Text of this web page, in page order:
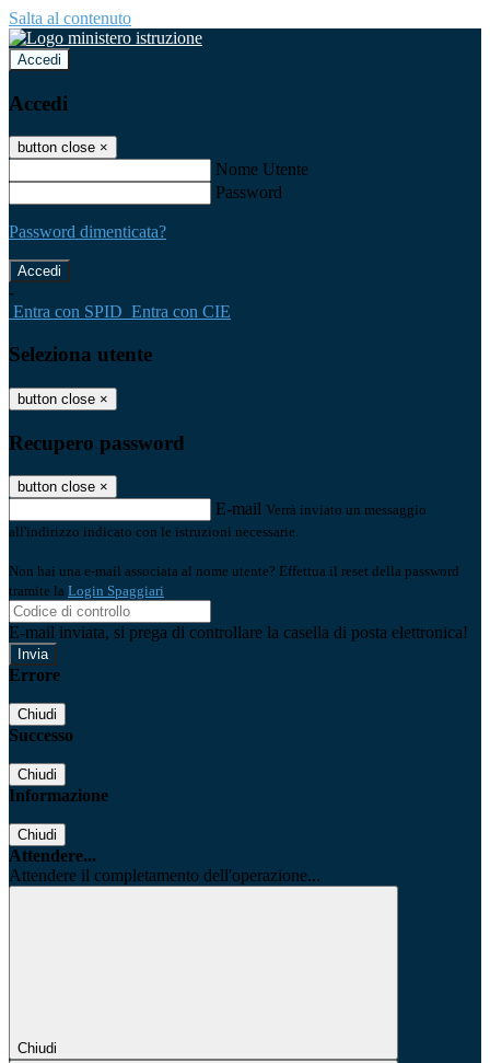
Salta al contenuto
Accedi
Accedi
button close ×
Nome Utente
Password
Password dimenticata?
-
Entra con SPID Entra con CIE
Seleziona utente
button close ×
Recupero password
button close ×
E-mail Verrà inviato un messaggio
all'indirizzo indicato con le istruzioni necessarie.
Non hai una e-mail associata al nome utente? Effettua il reset della password
tramite la Login Spaggiari
E-mail inviata, si prega di controllare la casella di posta elettronica!
Errore
Chiudi
Successo
Chiudi
Informazione
Chiudi
Attendere...
Attendere il completamento dell'operazione...
Chiudi